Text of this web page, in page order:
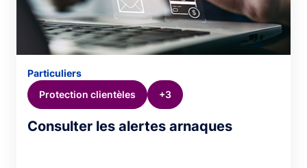
Consulter les alertes arnaques
Particuliers
Protection clientèles
+3